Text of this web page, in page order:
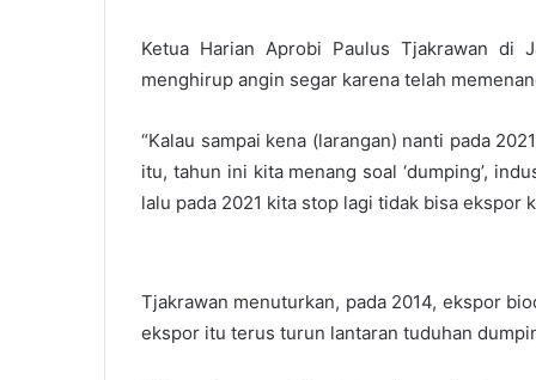
Ketua Harian Aprobi Paulus Tjakrawan di
menghirup angin segar karena telah
“Kalau sampai kena (larangan) nanti pada
itu, tahun ini kita menang soal ‘dumping’,
lalu pada 2021 kita stop lagi tidak bisa ekspor
Tjakrawan menuturkan, pada 2014, ekspor
ekspor itu terus turun lantaran tuduhan